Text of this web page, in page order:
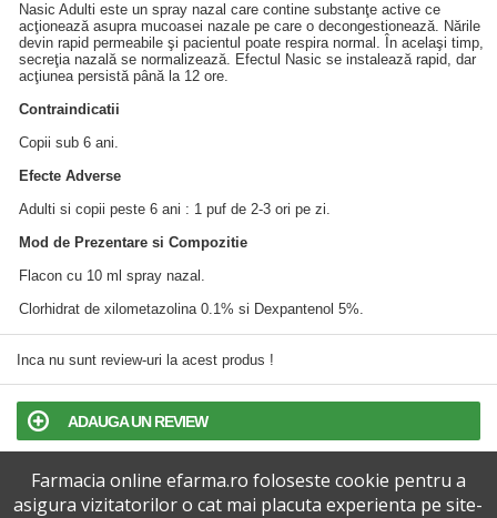
Nasic Adulti este un spray nazal care contine substanţe active ce
acţionează asupra mucoasei nazale pe care o decongestionează. Nările
devin rapid permeabile şi pacientul poate respira normal. În acelaşi timp,
secreţia nazală se normalizează. Efectul Nasic se instalează rapid, dar
acţiunea persistă până la 12 ore.
Contraindicatii
Copii sub 6 ani.
Efecte Adverse
Adulti si copii peste 6 ani : 1 puf de 2-3 ori pe zi.
Mod de Prezentare si Compozitie
Flacon cu 10 ml spray nazal.
Clorhidrat de xilometazolina 0.1% si Dexpantenol 5%.
Inca nu sunt review-uri la acest produs !
ADAUGA UN REVIEW
TERMENI SI CONDITII
Farmacia online efarma.ro foloseste cookie pentru a
asigura vizitatorilor o cat mai placuta experienta pe site-